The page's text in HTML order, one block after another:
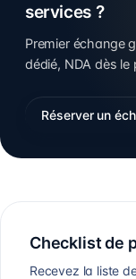
services ?
Premier échange
dédié, NDA dès le
Réserver un
Checklist de
Recevez la liste